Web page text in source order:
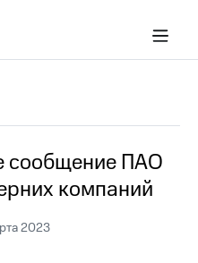
сообщение ПАО
компаний
2023